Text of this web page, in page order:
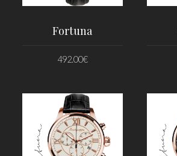
Fortuna
492.00€